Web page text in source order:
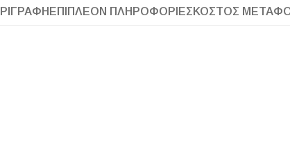
Οδηγός Αγοράς Πλακιδίων
ΕΠΙΠΛΈΟΝ ΠΛΗΡΟΦΟΡΊΕΣ ΚΌΣΤΟΣ